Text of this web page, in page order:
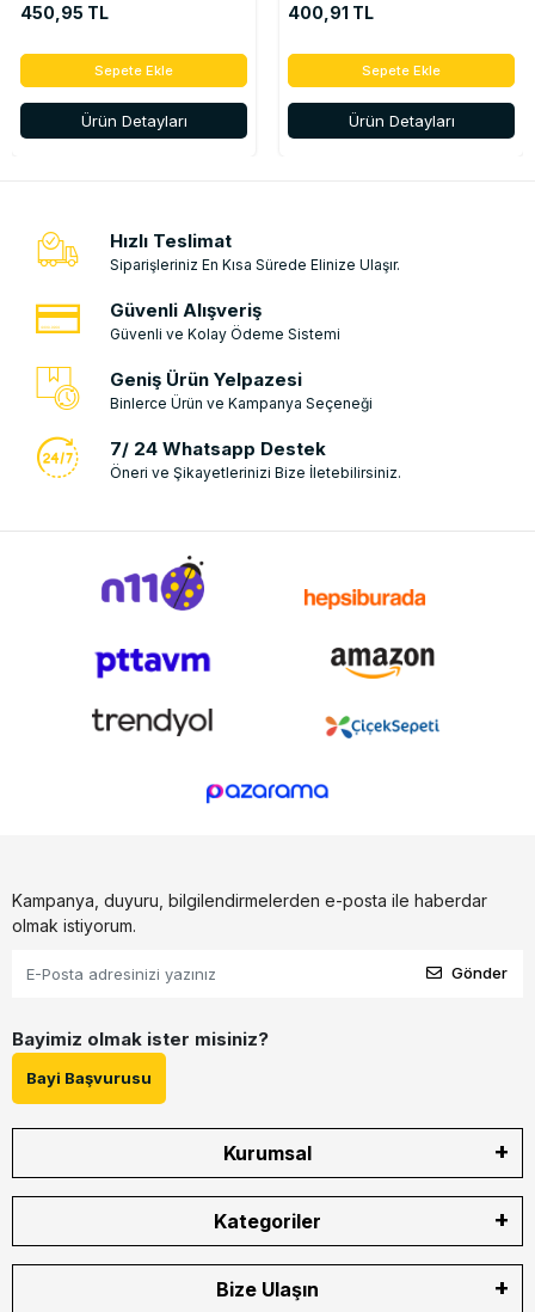
450,95 TL
Sepete Ekle
Ürün Detayları
400,91 TL
Sepete Ekle
Ürün Detayları
Hızlı Teslimat
Siparişleriniz En Kısa Sürede Elinize Ulaşır.
Güvenli Alışveriş
Güvenli ve Kolay Ödeme Sistemi
Geniş Ürün Yelpazesi
Binlerce Ürün ve Kampanya Seçeneği
7/ 24 Whatsapp Destek
Öneri ve Şikayetlerinizi Bize İletebilirsiniz.
Kampanya, duyuru, bilgilendirmelerden e-posta ile haberdar
olmak istiyorum.
Gönder
Bayimiz olmak ister misiniz?
Bayi Başvurusu
Kurumsal
Kategoriler
Bize Ulaşın